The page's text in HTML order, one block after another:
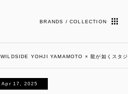
BRANDS / COLLECTION
WILDSIDE YOHJI YAMAMOTO × 龍が如くス
Apr 17, 2025